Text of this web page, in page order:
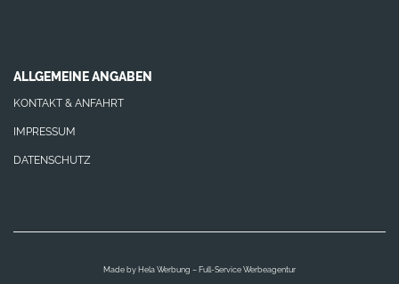
ALLGEMEINE ANGABEN
KONTAKT & ANFAHRT
IMPRESSUM
DATENSCHUTZ
Made by Hela Werbung – Full-Service Werbeagentur